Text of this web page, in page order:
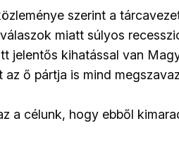
szerint a
miatt súlyos
jelentős kihatással van
ő pártja is mind
a célunk, hogy ebből